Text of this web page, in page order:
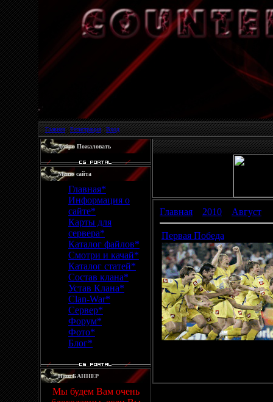
Главная|Регистрация|Вход
Добро Пожаловать
Меню сайта
Главная*
Информация о
сайте*
Карты для
сервера*
Каталог файлов*
Смотри и качай*
Каталог статей*
Состав клана*
Устав Клана*
Clan-War*
Сервер*
Форум*
Фото*
Блог*
Наш БАННЕР
Мы будем Вам очень
Главная 2010 Август
Первая Победа